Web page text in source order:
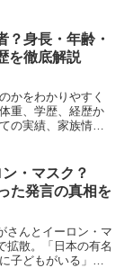
？身長・年齢・
を徹底解説
かをわかりやすく
重、学歴、経歴か
の実績、家族情報
・マスク？
た発言の真相を
さんとイーロン・マ
拡散。「日本の有名
子どもがいる」と